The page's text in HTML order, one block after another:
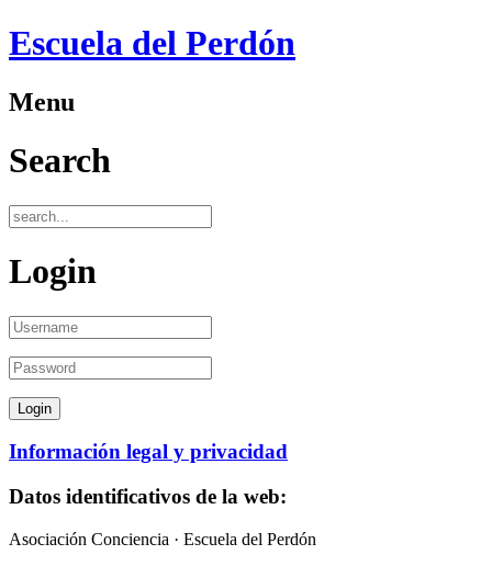
Escuela del Perdón
Menu
Search
Login
Información legal y privacidad
Datos identificativos de la web:
Asociación Conciencia · Escuela del Perdón